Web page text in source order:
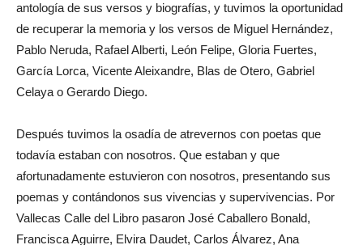
antología de sus versos y biografías, y tuvimos la oportunidad
de recuperar la memoria y los versos de Miguel Hernández,
Pablo Neruda, Rafael Alberti, León Felipe, Gloria Fuertes,
García Lorca, Vicente Aleixandre, Blas de Otero, Gabriel
Celaya o Gerardo Diego.
Después tuvimos la osadía de atrevernos con poetas que
todavía estaban con nosotros. Que estaban y que
afortunadamente estuvieron con nosotros, presentando sus
poemas y contándonos sus vivencias y supervivencias. Por
Vallecas Calle del Libro pasaron José Caballero Bonald,
Francisca Aguirre, Elvira Daudet, Carlos Álvarez, Ana